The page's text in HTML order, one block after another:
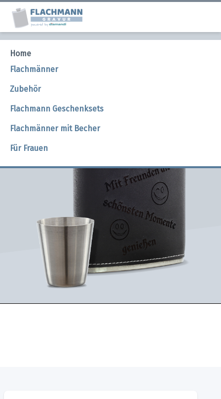
Home
Flachmänner
Zubehör
Flachmann Geschenksets
Flachmänner mit Becher
Für Frauen
Unverzichtbares Zubehör zum Befüllen und Genießen.